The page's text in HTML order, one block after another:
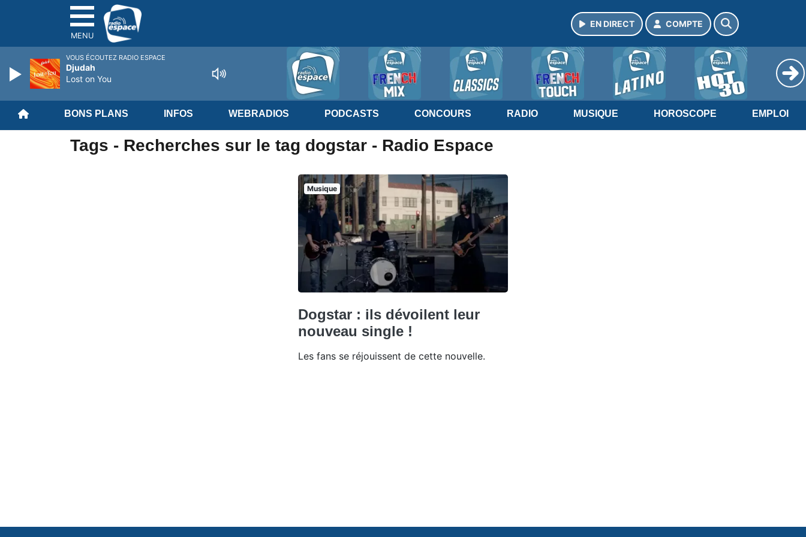
MENU
EN DIRECT COMPTE
BONS PLANS INFOS WEBRADIOS PODCASTS CONCOURS RADIO MUSIQUE HOROSCOPE EMPLOI
Tags - Recherches sur le tag dogstar - Radio Espace
Musique
Dogstar : ils dévoilent leur
nouveau single !
Les fans se réjouissent de cette nouvelle.
VOUS ÉCOUTEZ RADIO ESPACE
Djudah
Lost on You